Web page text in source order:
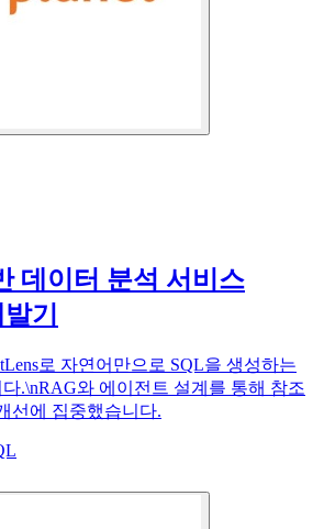
데이터 분석 서비스
기
로 자연어만으로 SQL을 생성하는
.\nRAG와 에이전트 설계를 통해 참조
선에 집중했습니다.